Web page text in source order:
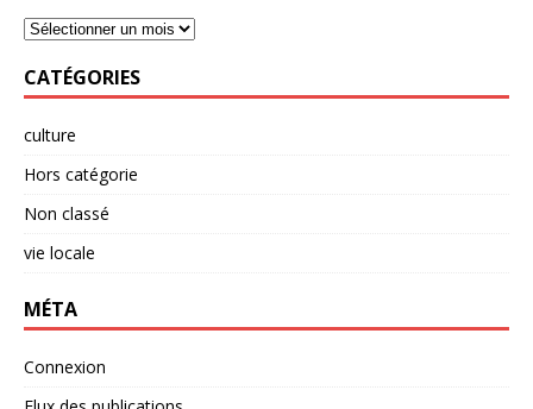
CATÉGORIES
culture
Hors catégorie
Non classé
vie locale
MÉTA
Connexion